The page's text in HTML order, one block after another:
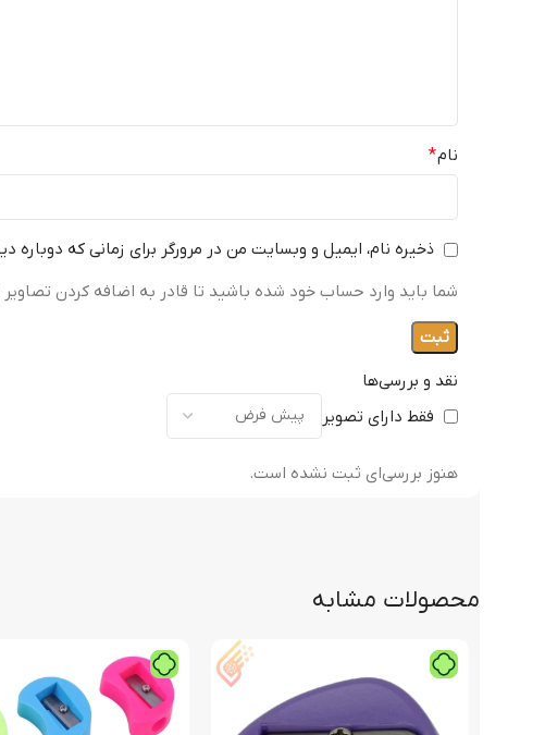
نقد و بررسی‌ها
فقط دارای تصویر
هنوز بررسی‌ای ثبت نشده است.
نام*
ذخیره نام، ایمیل و وبسایت من در مرورگر برای زمانی که دوباره
شما باید وارد حساب خود شده باشید تا قادر به اضافه کردن
محصولات مشابه